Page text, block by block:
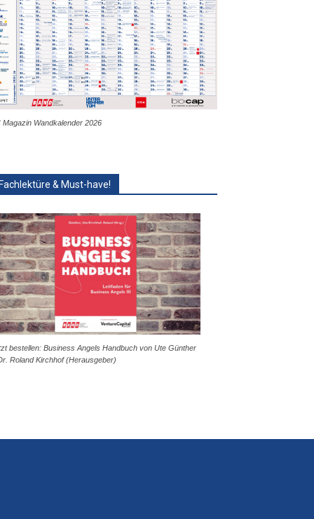
Magazin Wandkalender 2026
& Must-have!
bestellen: Business Angels Handbuch von Ute Günther
Roland Kirchhof (Herausgeber)